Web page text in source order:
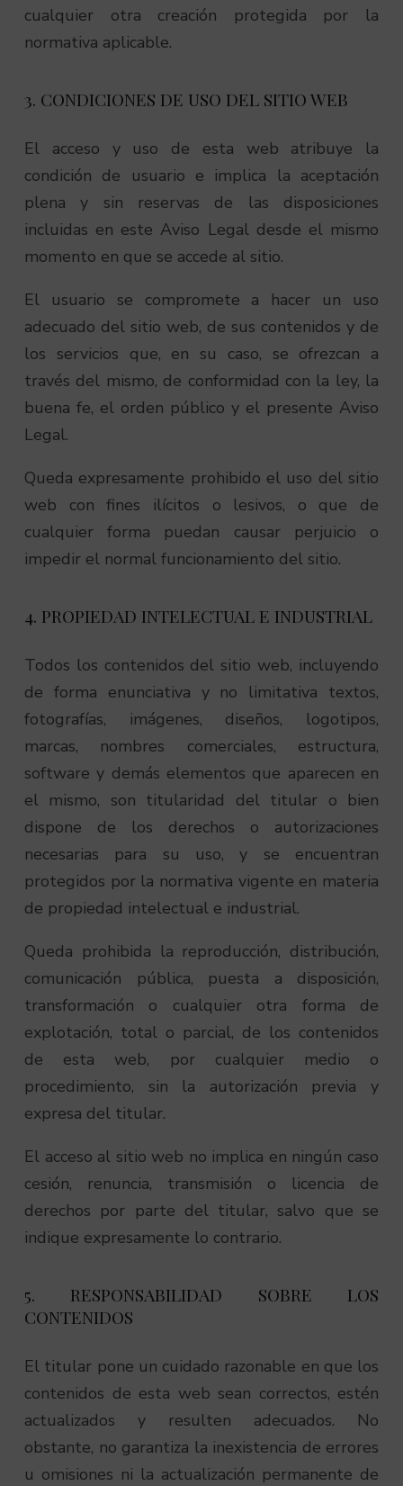
cualquier otra creación protegida por la
normativa aplicable.
3. CONDICIONES DE USO DEL SITIO WEB
El acceso y uso de esta web atribuye la
condición de usuario e implica la aceptación
plena y sin reservas de las disposiciones
incluidas en este Aviso Legal desde el mismo
momento en que se accede al sitio.
El usuario se compromete a hacer un uso
adecuado del sitio web, de sus contenidos y de
los servicios que, en su caso, se ofrezcan a
través del mismo, de conformidad con la ley, la
buena fe, el orden público y el presente Aviso
Legal.
Queda expresamente prohibido el uso del sitio
web con fines ilícitos o lesivos, o que de
cualquier forma puedan causar perjuicio o
impedir el normal funcionamiento del sitio.
4. PROPIEDAD INTELECTUAL E INDUSTRIAL
Todos los contenidos del sitio web, incluyendo
de forma enunciativa y no limitativa textos,
fotografías, imágenes, diseños, logotipos,
marcas, nombres comerciales, estructura,
software y demás elementos que aparecen en
el mismo, son titularidad del titular o bien
dispone de los derechos o autorizaciones
necesarias para su uso, y se encuentran
protegidos por la normativa vigente en materia
de propiedad intelectual e industrial.
Queda prohibida la reproducción, distribución,
comunicación pública, puesta a disposición,
transformación o cualquier otra forma de
explotación, total o parcial, de los contenidos
de esta web, por cualquier medio o
procedimiento, sin la autorización previa y
expresa del titular.
El acceso al sitio web no implica en ningún caso
cesión, renuncia, transmisión o licencia de
derechos por parte del titular, salvo que se
indique expresamente lo contrario.
5. RESPONSABILIDAD SOBRE LOS
CONTENIDOS
El titular pone un cuidado razonable en que los
contenidos de esta web sean correctos, estén
actualizados y resulten adecuados. No
obstante, no garantiza la inexistencia de errores
u omisiones ni la actualización permanente de